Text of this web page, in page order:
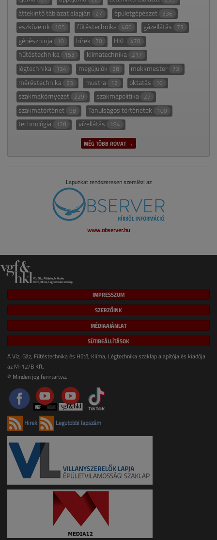
áttekintő táblázat alapján 27 épületgépészet 336
eszközeink 105 fűtéstechnika 466 gázellátás 73
gépészninja 10 hírek 70 HKL 478
hűtéstechnika 153 klímatechnika 217
légtechnika 134 megújulók 28 mekkmester 73
méréstechnika 23 mustra 12 oktatás 10
szakmakörnyezet 229 szakmapolitika 27
szakmatörténet 98 Tanulságos történetek 100
technológia 128 vízellátás 184
MÉG TÖBB ROVAT →
Lapunkat rendszeresen szemlézi az
www.observer.hu
IMPRESSZUM
SZERZŐINK
MÉDIAAJÁNLAT
SÜTIBEÁLLÍTÁSOK
A Víz, Gáz, Fűtéstechnika és Hűtő, Klíma, Légtechnika szaklap alapítója és kiadója
az M-12/B Kft.
© Minden jog fenntartva.
Hírek Legutóbbi lapszám